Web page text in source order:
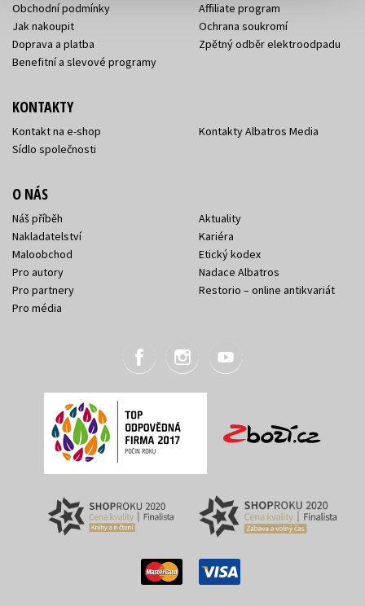
Obchodní podmínky
Jak nakoupit
Doprava a platba
Benefitní a slevové programy
Affiliate program
Ochrana soukromí
Zpětný odběr elektroodpadu
KONTAKTY
Kontakt na e-shop
Sídlo společnosti
Kontakty Albatros Media
O NÁS
Náš příběh
Nakladatelství
Maloobchod
Pro autory
Pro partnery
Pro média
Aktuality
Kariéra
Etický kodex
Nadace Albatros
Restorio – online antikvariát